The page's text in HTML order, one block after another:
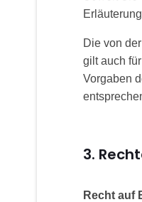
Die von
gilt auch
Vorgaben
3.
Recht auf